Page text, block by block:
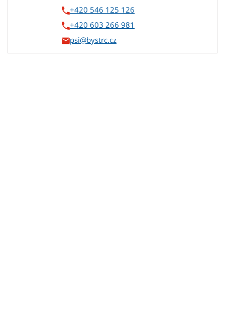
+420 546 125 126
+420 603 266 981
psi